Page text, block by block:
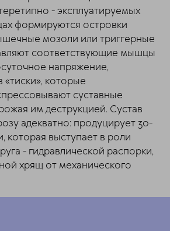
- эксплуатируемых
формируются островки
мозоли или триггерные
соответствующие мышцы
напряжение,
которые
суставные
им деструкцией. Сустав
адекватно: продуцирует 30-
которая выступает в роли
- гидравлической распорки,
хрящ от механического